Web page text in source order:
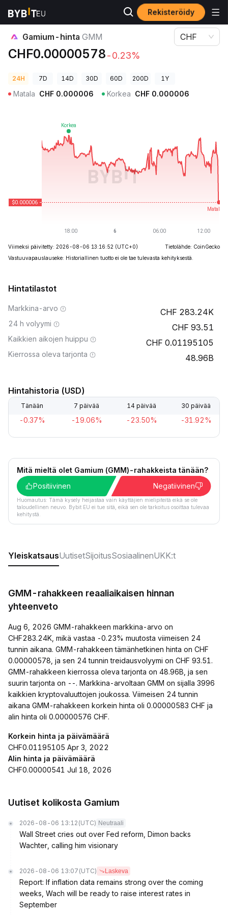
Rekisteröidy
Kryptohinnat
Gamium-hinta GMM
CHF0.00000578-0.23%
CHF
24H 7D 14D 30D 60D 200D 1Y
Matala CHF 0.000006 Korkea CHF 0.000006
Viimeksi päivitetty: 2026-08-06 13:16:52 (UTC+0)
Tietolähde: CoinGecko
Vastuuvapauslauseke: Historiallinen tuotto ei ole tae tulevasta kehityksestä.
Hintatilastot
Markkina-arvo 283.24K
24 h volyymi 93.51
Kaikkien aikojen huippu 0.01195105
Kierrossa oleva tarjonta 48.96B
Hintahistoria (USD)
Tänään 7 päivää 14 päivää 30 päivää
-0.37% -19.06% -23.50% -31.92%
Mitä mieltä olet Gamium (GMM)-rahakkeista tänään?
Positiivinen
Negatiivinen
Huomautus: Tämä kysely heijastaa vain käyttäjien mielipiteitä eikä se ole
taloudellinen neuvo. Bybit EU ei tue sitä, eikä sen ole tarkoitus osoittaa tulevaa
kehitystä.
YleiskatsausUutisetSijoitusSosiaalinenUKK:t
GMM-rahakkeen reaaliaikaisen hinnan
yhteenveto
Aug 6, 2026 GMM-rahakkeen markkina-arvo on
CHF283.24K, mikä vastaa -0.23% muutosta viimeisen 24
tunnin aikana. GMM-rahakkeen tämänhetkinen hinta on CHF
0.00000578, ja sen 24 tunnin treidausvolyymi on CHF 93.51.
GMM-rahakkeen kierrossa oleva tarjonta on 48.96B, ja sen
suurin tarjonta on --. Markkina-arvoltaan GMM on sijalla 3996
kaikkien kryptovaluuttojen joukossa. Viimeisen 24 tunnin
aikana GMM-rahakkeen korkein hinta oli 0.00000583 CHF ja
alin hinta oli 0.00000576 CHF.
Korkein hinta ja päivämäärä
CHF0.01195105 Apr 3, 2022
Alin hinta ja päivämäärä
CHF0.00000541 Jul 18, 2026
Uutiset kolikosta Gamium
2026-08-06 13:12 (UTC) Neutraali
Wall Street cries out over Fed reform, Dimon backs
Wachter, calling him visionary
2026-08-06 13:07 (UTC) Laskeva
Report: If inflation data remains strong over the coming
weeks, Wach will be ready to raise interest rates in
September